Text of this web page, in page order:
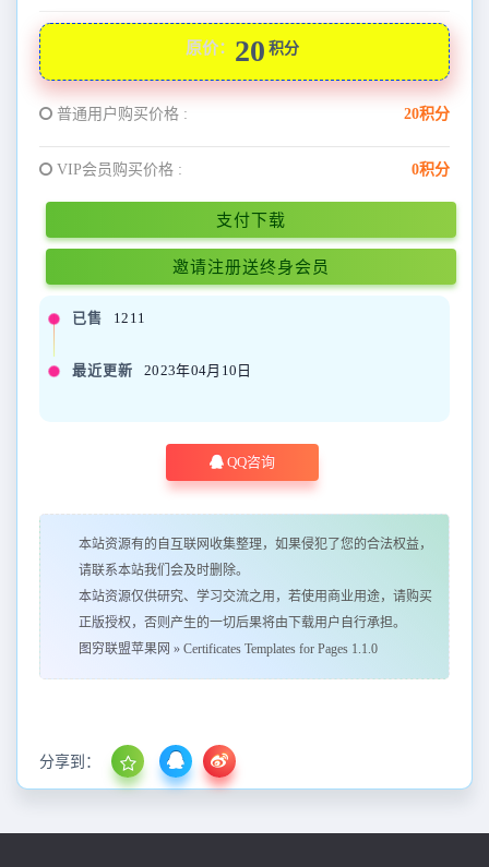
原价： 20 积分
普通用户购买价格 : 20积分
VIP会员购买价格 : 0积分
支付下载
邀请注册送终身会员
已售 1211
最近更新 2023年04月10日
QQ咨询
本站资源有的自互联网收集整理，如果侵犯了您的合法权益，
请联系本站我们会及时删除。
本站资源仅供研究、学习交流之用，若使用商业用途，请购买
正版授权，否则产生的一切后果将由下载用户自行承担。
图穷联盟苹果网 » Certificates Templates for Pages 1.1.0
分享到：